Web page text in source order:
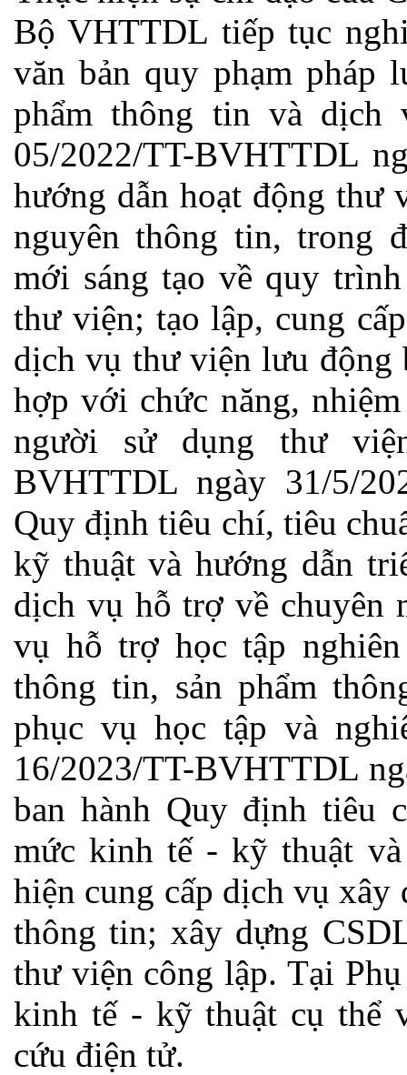
Bộ VHTTDL tiếp tục
văn bản quy phạm pháp
phẩm thông tin và
05/2022/TT-BVHTTDL
hướng dẫn hoạt động thư
nguyên thông tin, trong
mới sáng tạo về quy
thư viện; tạo lập, cung
dịch vụ thư viện lưu động
hợp với chức năng,
người sử dụng thư
BVHTTDL ngày 31/5/
Quy định tiêu chí, tiêu
kỹ thuật và hướng dẫn
dịch vụ hỗ trợ về chuyên
vụ hỗ trợ học tập
thông tin, sản phẩm
phục vụ học tập và
16/2023/TT-BVHTTDL
ban hành Quy định tiêu
mức kinh tế - kỹ thuật
hiện cung cấp dịch vụ
thông tin; xây dựng
thư viện công lập. Tại
kinh tế - kỹ thuật cụ thể
cứu điện tử.